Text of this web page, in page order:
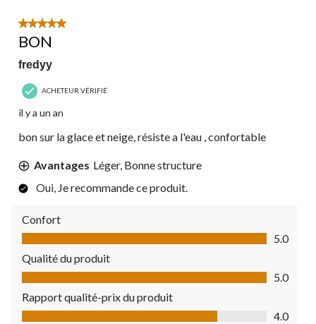
5 étoile(s) sur 5.
BON
fredyy
ACHETEUR VÉRIFIÉ
il y a un an
bon sur la glace et neige, résiste a l'eau , confortable
Avantages Léger, Bonne structure
Oui, Je recommande ce produit.
Confort
Confort, 5.0 sur 5
5.0
Qualité du produit
Qualité du produit, 5.0 sur 5
5.0
Rapport qualité-prix du produit
Rapport qualité-prix du produit, 4.0 sur 5
4.0